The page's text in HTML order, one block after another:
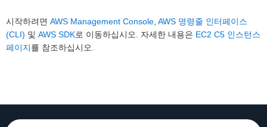
시작하려면 AWS Management Console AWS 명령줄 인터페이스
(CLI) 및 AWS SDK로 이동하십시오. 자세한 내용은 EC2 C5 인스턴스
페이지를 참조하십시오.